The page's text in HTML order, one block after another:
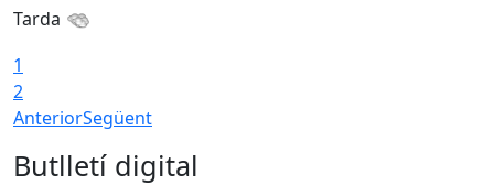
Tarda
1
2
AnteriorSegüent
Butlletí digital